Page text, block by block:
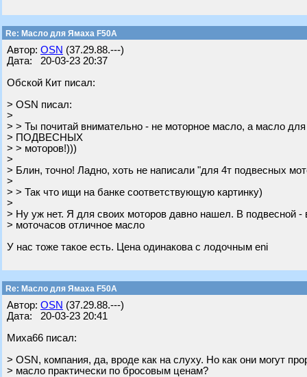
Re: Масло для Ямаха F50A
Автор: OSN (37.29.88.---)
Дата: 20-03-23 20:37
Обской Кит писал:
> OSN писал:
>
> > Ты почитай внимательно - не моторное масло, а масло
> ПОДВЕСНЫХ
> > моторов!)))
>
> Блин, точно! Ладно, хоть не написали "для 4т подвесных
>
> > Так что ищи на банке соответствующую картинку)
>
> Ну уж нет. Я для своих моторов давно нашел. В подвесной -
> моточасов отличное масло
У нас тоже такое есть. Цена одинакова с лодочным eni
Re: Масло для Ямаха F50A
Автор: OSN (37.29.88.---)
Дата: 20-03-23 20:41
Миха66 писал:
> OSN, компания, да, вроде как на слуху. Но как они могут
> масло практически по бросовым ценам?